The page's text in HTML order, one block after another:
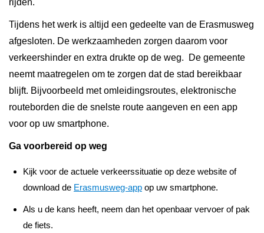
rijden.
Tijdens het werk is altijd een gedeelte van de Erasmusweg
afgesloten. De werkzaamheden zorgen daarom voor
verkeershinder en extra drukte op de weg. De gemeente
neemt maatregelen om te zorgen dat de stad bereikbaar
blijft. Bijvoorbeeld met omleidingsroutes, elektronische
routeborden die de snelste route aangeven en een app
voor op uw smartphone.
Ga voorbereid op weg
Kijk voor de actuele verkeerssituatie op deze website of
download de Erasmusweg-app op uw smartphone.
Als u de kans heeft, neem dan het openbaar vervoer of pak
de fiets.